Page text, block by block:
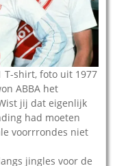
T-shirt, foto uit 1977
ABBA het
jij dat eigenlijk
had moeten
voorrrondes niet
jingles voor de